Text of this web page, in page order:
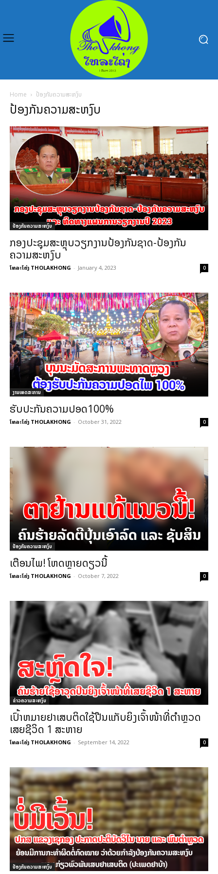
Home ປ້ອງກັນຄວາມສະຫງົບ
ປ້ອງກັນຄວາມສະຫງົບ
ປ້ອງກັນຄວາມສະຫງົບ
ກອງປະຊຸມສະຫຼຸບວຽກງານປ້ອງກັນຊາດ-ປ້ອງກັນ
ຄວາມສະຫງົບ
ໂທລະໂຄ່ງ THOLAKHONG - January 4, 2023 0
ງານເທດສະການ
ຮັບປະກັນຄວາມປອດ100%
ໂທລະໂຄ່ງ THOLAKHONG - October 31, 2022 0
ປ້ອງກັນຄວາມສະຫງົບ
ເຕືອນໄພ! ໂຫດຫຼາຍດຽວນີ້
ໂທລະໂຄ່ງ THOLAKHONG - October 7, 2022 0
ຂ່າວຄວາມສະຫງົບ
ເປົ້າຫມາຍຢາເສບຕິດໃຊ້ປືນແກັບຍິງເຈົ້າໜ້າທີ່ຕຳຫຼວດ
ເສຍຊີວິດ 1 ສະຫາຍ
ໂທລະໂຄ່ງ THOLAKHONG - September 14, 2022 0
ປ້ອງກັນຄວາມສະຫງົບ